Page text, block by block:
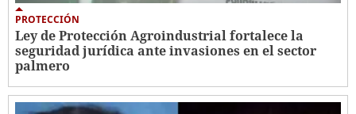
PROTECCIÓN
Ley de Protección Agroindustrial fortalece la
seguridad jurídica ante invasiones en el sector
palmero